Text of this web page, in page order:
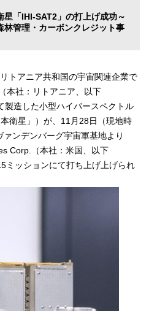
星「IHI-SAT2」の打上げ成功～
林管理・カーボンクレジット事
トアニア共和国の宇宙関連企業で
本社：リトアニア、以下
製造した小型ハイパースペクトル
衛星」）が、11月28日（現地時
ンデンバーグ宇宙軍基地より
Corp.（本社：米国、以下
ミッションにて打ち上げ上げられ